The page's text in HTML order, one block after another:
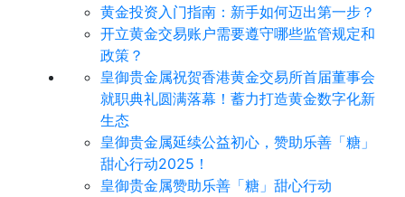
黄金投资入门指南：新手如何迈出第一步？
开立黄金交易账户需要遵守哪些监管规定和
政策？
皇御贵金属祝贺香港黄金交易所首届董事会
就职典礼圆满落幕！蓄力打造黄金数字化新
生态
皇御贵金属延续公益初心，赞助乐善「糖」
甜心行动2025！
皇御贵金属赞助乐善「糖」甜心行动